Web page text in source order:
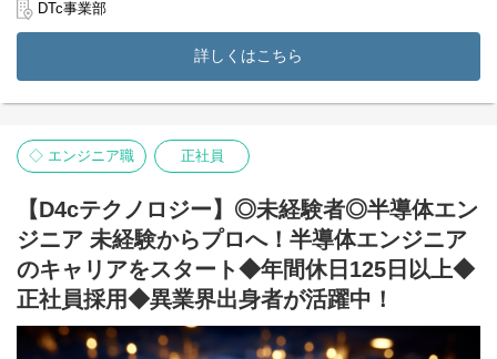
自動車、自動車部品、半導体製造装置、ロボット、プラント、航
空宇宙、防衛、その他機械系
※上記からご自分の得意分野、チャレンジしたい分野をヒアリン
グした上で、就業先を決定いたします。
◆入社後に従事する案件の一例
最先端技術を用いた半導体製造装置の機械設計及び仕様の検討・
構造設計業務です。
トを用いて強度解析などをしていただく製品開発プロジェクトに
関わっていただきます。
【プラント設計／大手エンジニアリング会社様】
石油・製薬・化学などのお客様先のプラント（工場）において、
経験を活かして配管エンジニア・機器設計エンジニア・電気設計
ます。プラントの設計経験が積めるほか、大規模なプロジェクト
DTc事業部
詳しくはこちら
◇ エンジニア職 正社員
【D4cテクノロジー】◎未経験者◎半導体エン
ジニア 未経験からプロへ！半導体エンジニア
のキャリアをスタート◆年間休日125日以上◆
正社員採用◆異業界出身者が活躍中！